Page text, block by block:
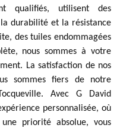
qualifiés, utilisent des
durabilité et la résistance
des tuiles endommagées
nous sommes à votre
La satisfaction de nos
sommes fiers de notre
Avec G David
personnalisée, où
priorité absolue, vous